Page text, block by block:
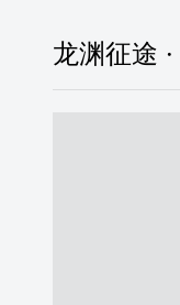
龙渊征途 ·